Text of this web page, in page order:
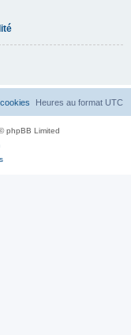
Heures au format UTC
phpBB Limited